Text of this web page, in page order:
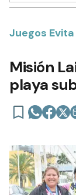
Juegos Evita
Misión
playa